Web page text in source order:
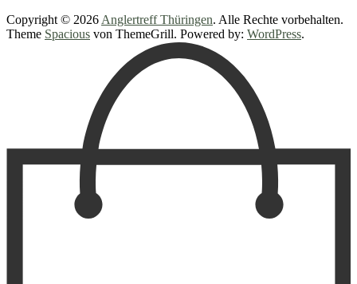
Copyright © 2026 Anglertreff Thüringen. Alle Rechte vorbehalten.
Theme Spacious von ThemeGrill. Powered by: WordPress.